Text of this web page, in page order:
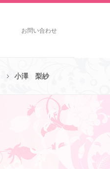
お問い合わせ
小澤 梨紗